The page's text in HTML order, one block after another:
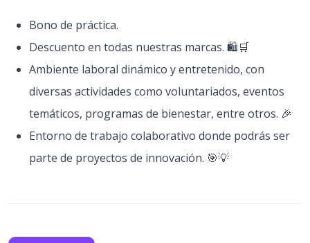
Bono de práctica.
Descuento en todas nuestras marcas. 🛍️🛒
Ambiente laboral dinámico y entretenido, con
diversas actividades como voluntariados, eventos
temáticos, programas de bienestar, entre otros. 🎉
Entorno de trabajo colaborativo donde podrás ser
parte de proyectos de innovación. 🎯💡